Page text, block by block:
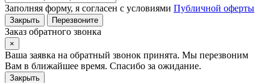
Заполняя форму, я согласен с условиями Публичной оферты
Закрыть Перезвоните
Заказ обратного звонка
×
Ваша заявка на обратный звонок принята. Мы перезвоним
Вам в ближайшее время. Спасибо за ожидание.
Закрыть